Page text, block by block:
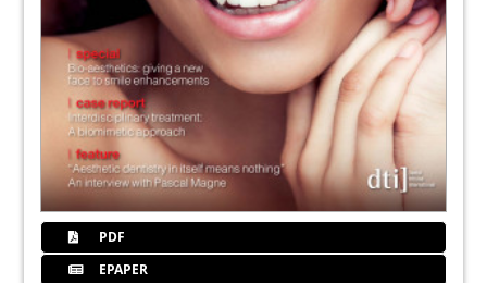
PDF
EPAPER